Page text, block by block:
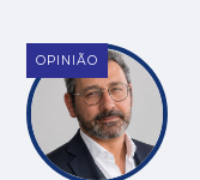
OPINIÃO